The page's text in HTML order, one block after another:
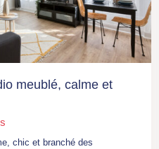
meublé, calme et
chic et branché des